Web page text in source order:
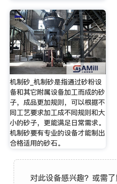
机制砂_机制砂是指通过砂粉设
备和其它附属设备加工而成的砂
子，成品更加规则，可以根据不
同工艺要求加工成不同规则和大
小的砂子，更能满足日常需求。
机制砂要有专业的设备才能制出
合格适用的砂石。
对此设备感兴趣？或需